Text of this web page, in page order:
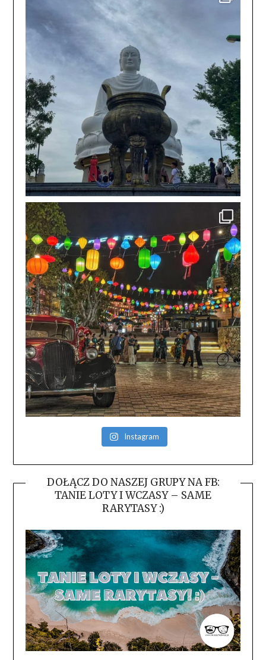
Instagram
DOŁĄCZ DO NASZEJ GRUPY NA FB:
TANIE LOTY I WCZASY – SAME
RARYTASY :)